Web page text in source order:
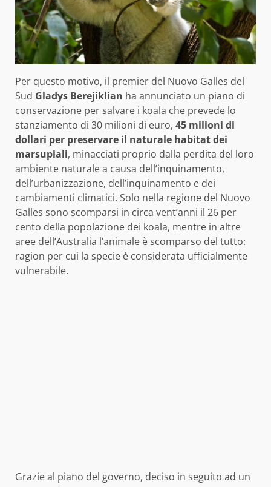
Per questo motivo, il premier del Nuovo Galles del
Sud Gladys Berejiklian ha annunciato un piano di
conservazione per salvare i koala che prevede lo
stanziamento di 30 milioni di euro, 45 milioni di
dollari per preservare il naturale habitat dei
marsupiali, minacciati proprio dalla perdita del loro
ambiente naturale a causa dell’inquinamento,
dell’urbanizzazione, dell’inquinamento e dei
cambiamenti climatici. Solo nella regione del Nuovo
Galles sono scomparsi in circa vent’anni il 26 per
cento della popolazione dei koala, mentre in altre
aree dell’Australia l’animale è scomparso del tutto:
ragion per cui la specie è considerata ufficialmente
vulnerabile.
Grazie al piano del governo, deciso in seguito ad un